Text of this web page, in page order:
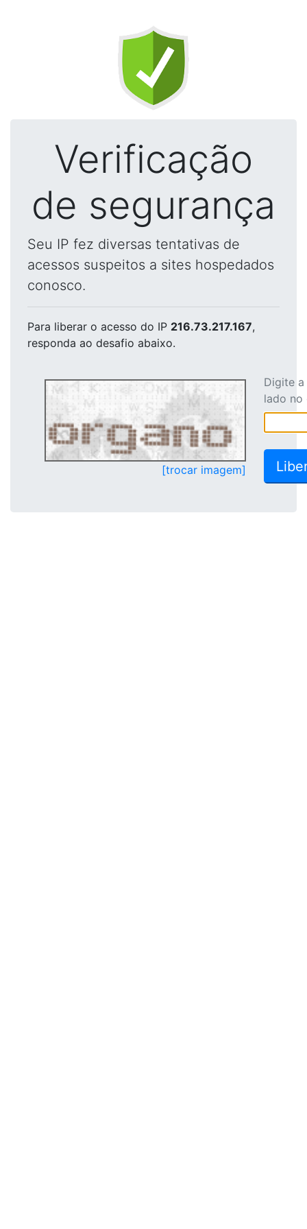
Verificação
de segurança
Seu IP fez diversas tentativas de
acessos suspeitos a sites hospedados
conosco.
Para liberar o acesso do IP 216.73.217.167,
responda ao desafio abaixo.
[trocar imagem]
Digite
lado no